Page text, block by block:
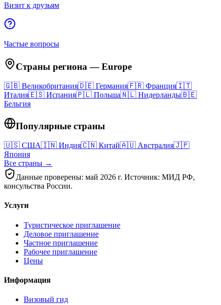
Визит к друзьям
Частые вопросы
Страны региона —Europe
🇬🇧 Великобритания🇩🇪 Германия🇫🇷 Франция🇮🇹
Италия🇪🇸 Испания🇵🇱 Польша🇳🇱 Нидерланды🇧🇪
Бельгия
Популярные страны
🇺🇸 США🇮🇳 Индия🇨🇳 Китай🇦🇺 Австралия🇯🇵
Япония
Все страны →
Данные проверены: май 2026 г. Источник: МИД РФ,
консульства России.
Услуги
Туристическое приглашение
Деловое приглашение
Частное приглашение
Рабочее приглашение
Цены
Информация
Визовый гид